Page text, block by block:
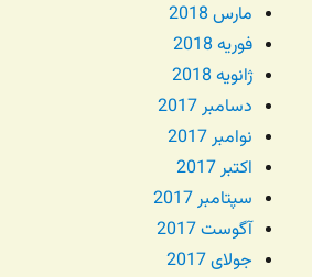
مارس 2018
فوریه 2018
ژانویه 2018
دسامبر 2017
نوامبر 2017
اکتبر 2017
سپتامبر 2017
آگوست 2017
جولای 2017